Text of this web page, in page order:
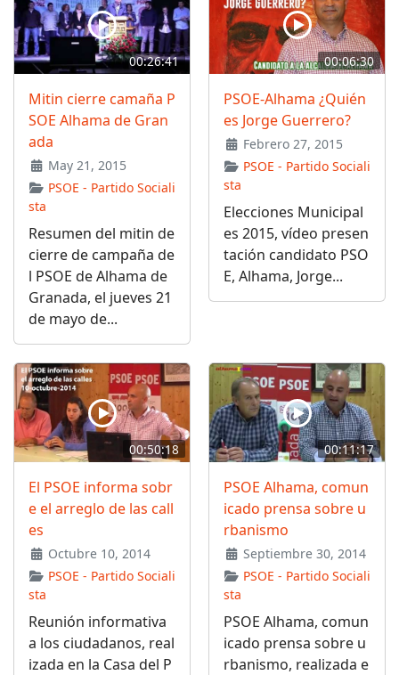
00:26:41
Mitin cierre camaña P
SOE Alhama de Gran
ada
May 21, 2015
PSOE - Partido Sociali
sta
Resumen del mitin de
cierre de campaña de
l PSOE de Alhama de
Granada, el jueves 21
de mayo de...
00:06:30
PSOE-Alhama ¿Quién
es Jorge Guerrero?
Febrero 27, 2015
PSOE - Partido Sociali
sta
Elecciones Municipal
es 2015, vídeo presen
tación candidato PSO
E, Alhama, Jorge...
00:50:18
El PSOE informa sobr
e el arreglo de las call
es
Octubre 10, 2014
PSOE - Partido Sociali
sta
Reunión informativa
a los ciudadanos, real
izada en la Casa del P
00:11:17
PSOE Alhama, comun
icado prensa sobre u
rbanismo
Septiembre 30, 2014
PSOE - Partido Sociali
sta
PSOE Alhama, comun
icado prensa sobre u
rbanismo, realizada e